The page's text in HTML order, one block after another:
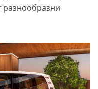
разнообразни